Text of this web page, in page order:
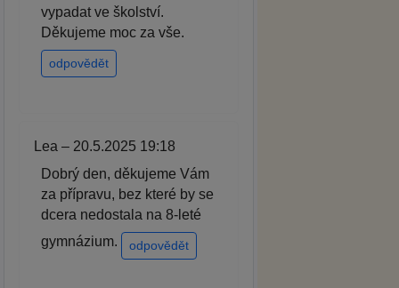
vypadat ve školství.
Děkujeme moc za vše.
odpovědět
Lea – 20.5.2025 19:18
Dobrý den, děkujeme Vám
za přípravu, bez které by se
dcera nedostala na 8-leté
gymnázium.
odpovědět